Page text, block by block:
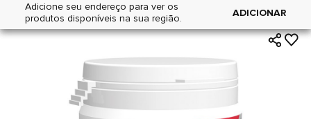
Adicione seu endereço para ver os
produtos disponíveis na sua região.
ADICIONAR
Home|Cães|Farmácia